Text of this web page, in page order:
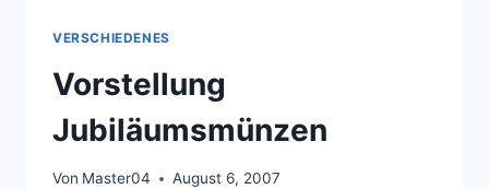
VERSCHIEDENES
Vorstellung
Jubiläumsmünzen
Von Master04 August 6, 2007